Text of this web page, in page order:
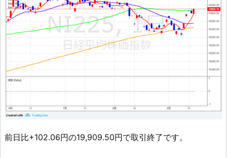
前日比+102.06円の19,909.50円で取引終了です。